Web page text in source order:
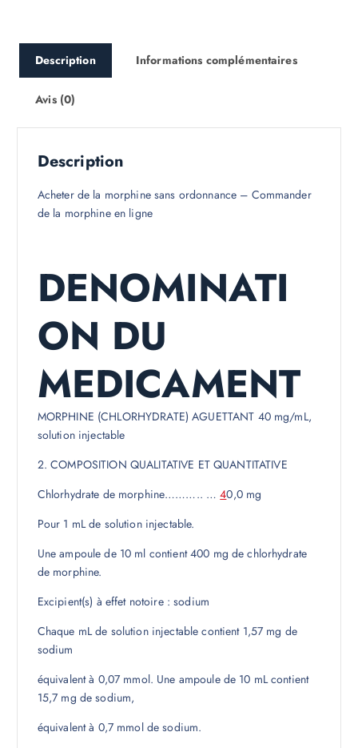
0
Description Informations complémentaires
Avis (0)
Description
Acheter de la morphine sans ordonnance – Commander
de la morphine en ligne
DENOMINATI
ON DU
MEDICAMENT
MORPHINE (CHLORHYDRATE) AGUETTANT 40 mg/mL,
solution injectable
2. COMPOSITION QUALITATIVE ET QUANTITATIVE
Chlorhydrate de morphine……….. …40,0 mg
Pour 1 mL de solution injectable.
Une ampoule de 10 ml contient 400 mg de chlorhydrate
de morphine.
Excipient(s) à effet notoire : sodium
Chaque mL de solution injectable contient 1,57 mg de
sodium
équivalent à 0,07 mmol. Une ampoule de 10 mL contient
15,7 mg de sodium,
équivalent à 0,7 mmol de sodium.